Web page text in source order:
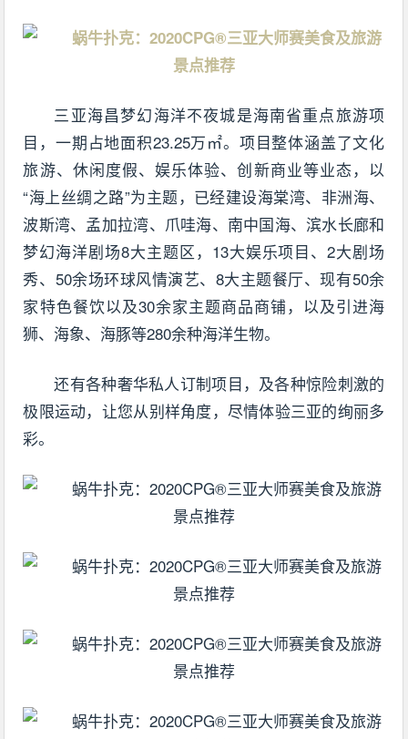
三亚海昌梦幻海洋不夜城是海南省重点旅游项
目，一期占地面积23.25万㎡。项目整体涵盖了文化
旅游、休闲度假、娱乐体验、创新商业等业态，以
“海上丝绸之路”为主题，已经建设海棠湾、非洲海、
波斯湾、孟加拉湾、爪哇海、南中国海、滨水长廊和
梦幻海洋剧场8大主题区，13大娱乐项目、2大剧场
秀、50余场环球风情演艺、8大主题餐厅、现有50余
家特色餐饮以及30余家主题商品商铺，以及引进海
狮、海象、海豚等280余种海洋生物。
还有各种奢华私人订制项目，及各种惊险刺激的
极限运动，让您从别样角度，尽情体验三亚的绚丽多
彩。